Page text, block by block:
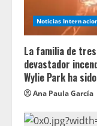
Noticias
La familia de
devastador
Wylie Park ha
Ana Paula García